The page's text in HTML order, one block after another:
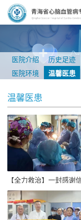
医院介绍 历史足迹
医院环境
温馨医患
温馨医患